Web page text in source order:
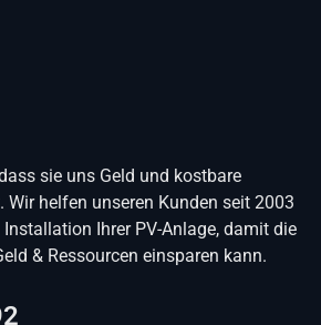
sie uns Geld und kostbare
Wir helfen unseren Kunden seit 2003
Ihrer PV-Anlage, damit die
& Ressourcen einsparen kann.